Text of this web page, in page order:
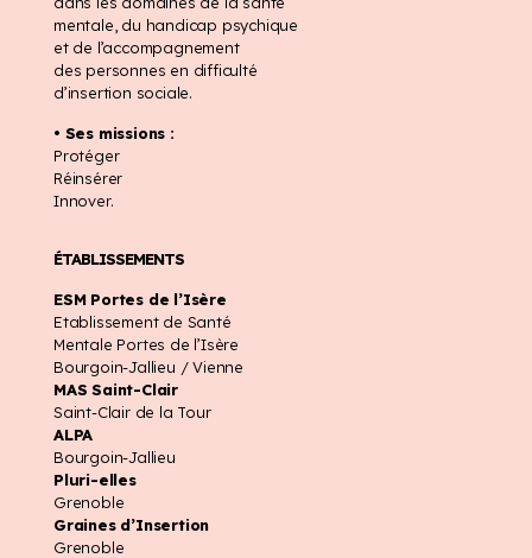
mentale, du handicap psychique
et de l’accompagnement
des personnes en difficulté
d’insertion sociale.
• Ses missions :
Protéger
Réinsérer
Innover.
ÉTABLISSEMENTS
ESM Portes de l’Isère
Etablissement de Santé
Mentale Portes de l’Isère
Bourgoin-Jallieu / Vienne
MAS Saint-Clair
Saint-Clair de la Tour
ALPA
Bourgoin-Jallieu
Pluri-elles
Grenoble
Graines d’Insertion
Grenoble